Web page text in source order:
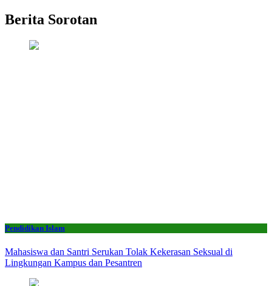
Berita Sorotan
Pendidikan Islam
Mahasiswa dan Santri Serukan Tolak Kekerasan Seksual di
Lingkungan Kampus dan Pesantren